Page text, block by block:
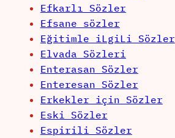
Efkarlı Sözler
Efsane sözler
Eğitimle iLgiLi Sözler
Elvada Sözleri
Enterasan Sözler
Enteresan Sözler
Erkekler için Sözler
Eski Sözler
Espirili Sözler